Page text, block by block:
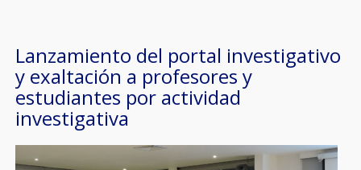
Lanzamiento del portal investigativo
y exaltación a profesores y
estudiantes por actividad
investigativa